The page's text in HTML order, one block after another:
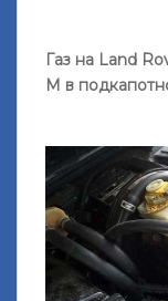
Газ на Land
М в